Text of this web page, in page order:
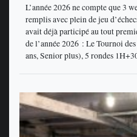
L’année 2026 ne compte que 3
remplis avec plein de jeu
avait déjà participé au tout
de l’année 2026 : Le Tournoi
ans, Senior plus), 5 rondes